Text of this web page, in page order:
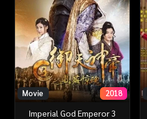
Movie 2018
Imperial God Emperor 3